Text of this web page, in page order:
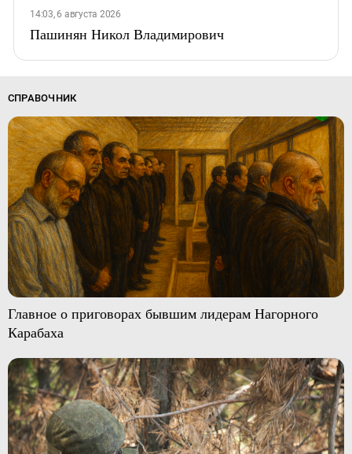
14:03, 6 августа 2026
Пашинян Никол Владимирович
СПРАВОЧНИК
Главное о приговорах бывшим лидерам Нагорного
Карабаха